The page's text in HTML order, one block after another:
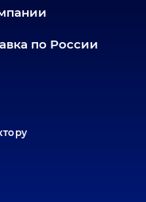
по России